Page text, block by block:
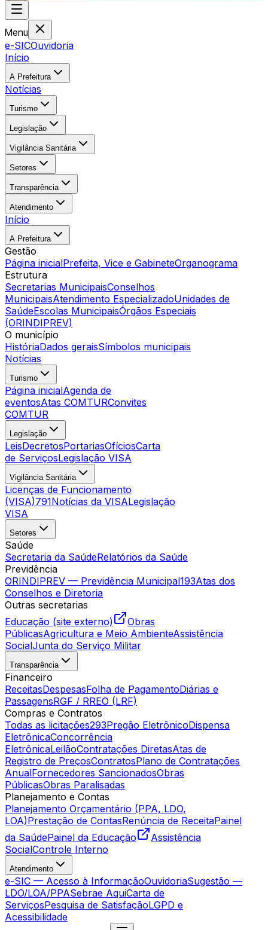
Menu
e-SICOuvidoria
Início
A Prefeitura
Notícias
Turismo
Legislação
Vigilância Sanitária
Setores
Transparência
Atendimento
Início
A Prefeitura
Gestão
Página inicialPrefeita, Vice e GabineteOrganograma
Estrutura
Secretarias MunicipaisConselhos
MunicipaisAtendimento EspecializadoUnidades de
SaúdeEscolas MunicipaisÓrgãos Especiais
(ORINDIPREV)
O município
HistóriaDados geraisSímbolos municipais
Notícias
Turismo
Página inicialAgenda de
eventosAtas COMTURConvites
COMTUR
Legislação
LeisDecretosPortariasOfíciosCarta
de ServiçosLegislação VISA
Vigilância Sanitária
Licenças de Funcionamento
(VISA)791Notícias da VISALegislação
VISA
Setores
Saúde
Secretaria da SaúdeRelatórios da Saúde
Previdência
ORINDIPREV — Previdência Municipal193Atas dos
Conselhos e Diretoria
Outras secretarias
Educação (site externo)
Obras
PúblicasAgricultura e Meio AmbienteAssistência
SocialJunta do Serviço Militar
Transparência
Financeiro
ReceitasDespesasFolha de PagamentoDiárias e
PassagensRGF / RREO (LRF)
Compras e Contratos
Todas as licitações293Pregão EletrônicoDispensa
EletrônicaConcorrência
EletrônicaLeilãoContratações DiretasAtas de
Registro de PreçosContratosPlano de Contratações
AnualFornecedores SancionadosObras
PúblicasObras Paralisadas
Planejamento e Contas
Planejamento Orçamentário (PPA, LDO,
LOA)Prestação de ContasRenúncia de ReceitaPainel
da SaúdePainel da Educação
Assistência
SocialControle Interno
Atendimento
e-SIC — Acesso à InformaçãoOuvidoriaSugestão —
LDO/LOA/PPASebrae AquiCarta de
ServiçosPesquisa de SatisfaçãoLGPD e
Acessibilidade